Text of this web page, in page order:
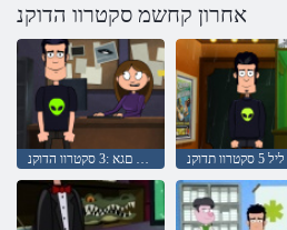
אחרון קחשמ סקטרוו הדוקנ
תוצלפמ םגא :3 סקטרוו הדוקנ